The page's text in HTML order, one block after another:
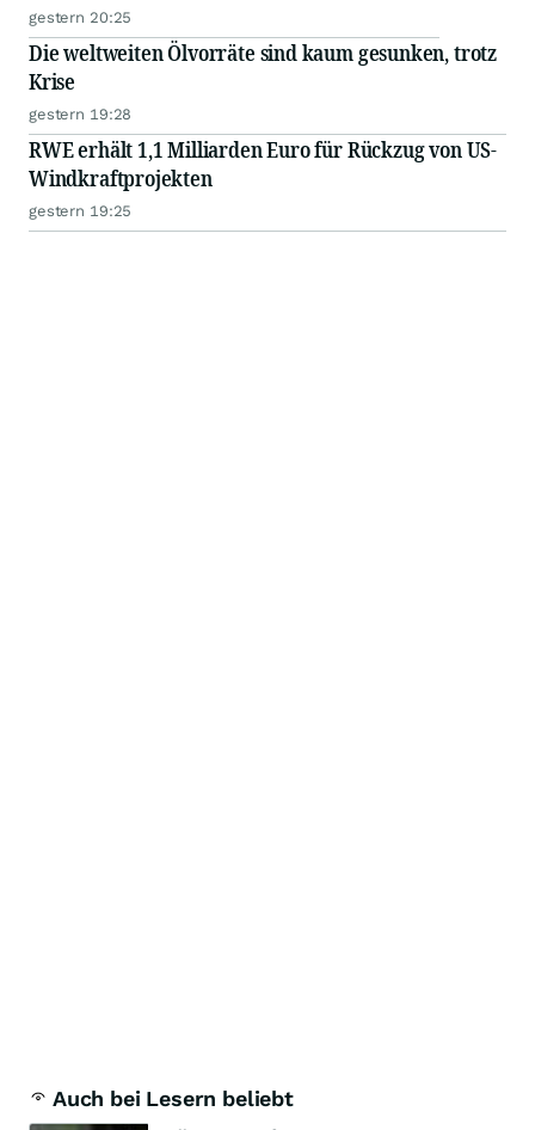
gestern 20:25
Die weltweiten Ölvorräte sind kaum gesunken, trotz
Krise
gestern 19:28
RWE erhält 1,1 Milliarden Euro für Rückzug von US-
Windkraftprojekten
gestern 19:25
Auch bei Lesern beliebt